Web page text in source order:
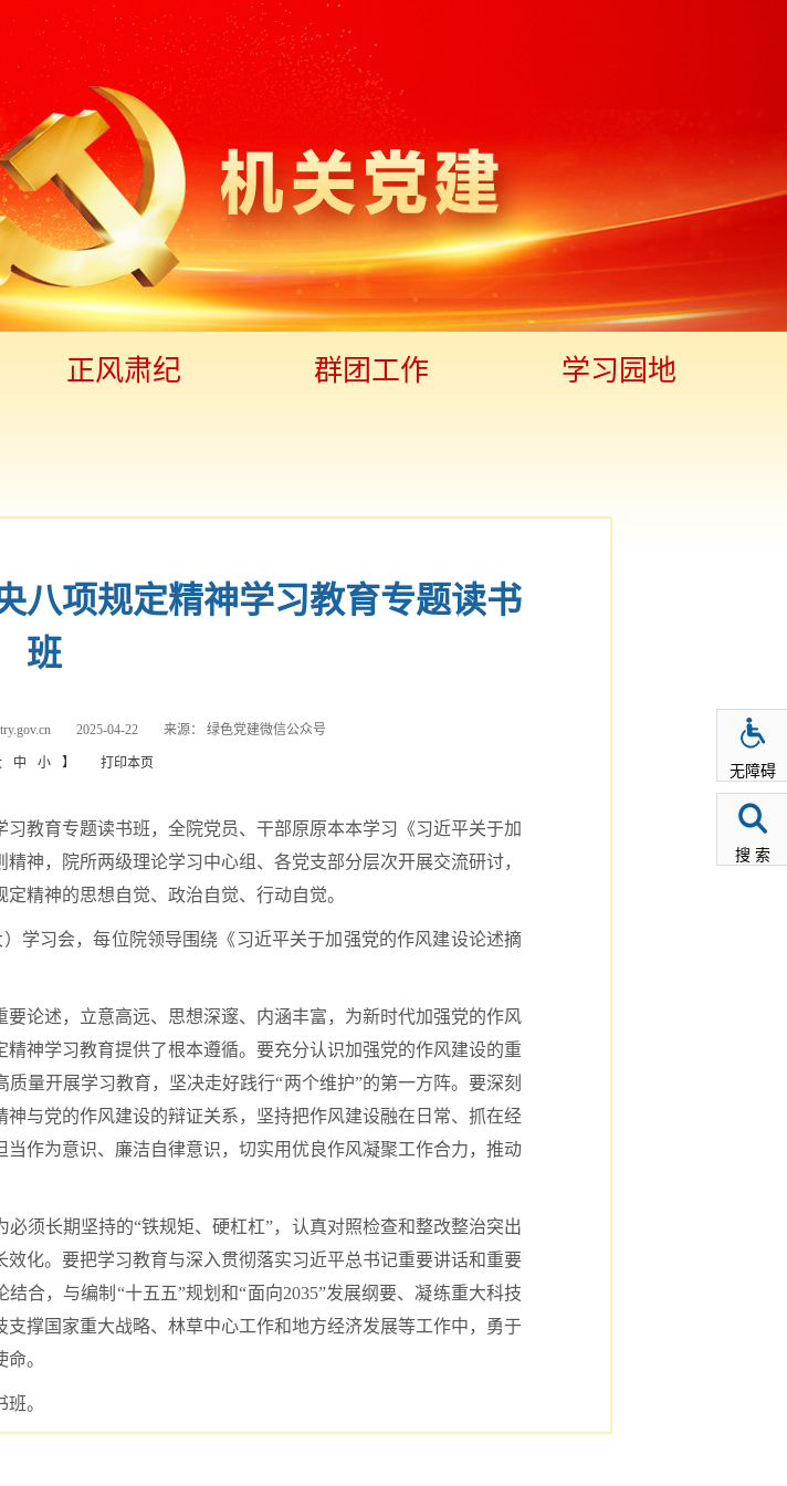
正风肃纪 群团工作 学习园地
八项规定精神学习教育专题读书
班
2025-04-22 来源： 绿色党建微信公众号
中 小 】 打印本页
教育专题读书班，全院党员、干部原原本本学习《习近平关于加
神，院所两级理论学习中心组、各党支部分层次开展交流研讨，
精神的思想自觉、政治自觉、行动自觉。
学习会，每位院领导围绕《习近平关于加强党的作风建设论述摘
论述，立意高远、思想深邃、内涵丰富，为新时代加强党的作风
神学习教育提供了根本遵循。要充分认识加强党的作风建设的重
量开展学习教育，坚决走好践行“两个维护”的第一方阵。要深刻
与党的作风建设的辩证关系，坚持把作风建设融在日常、抓在经
作为意识、廉洁自律意识，切实用优良作风凝聚工作合力，推动
须长期坚持的“铁规矩、硬杠杠”，认真对照检查和整改整治突出
化。要把学习教育与深入贯彻落实习近平总书记重要讲话和重要
合，与编制“十五五”规划和“面向2035”发展纲要、凝练重大科技
撑国家重大战略、林草中心工作和地方经济发展等工作中，勇于
。
。
无障碍
搜 索